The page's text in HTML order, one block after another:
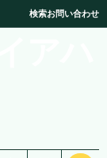
検索お問い合わせ